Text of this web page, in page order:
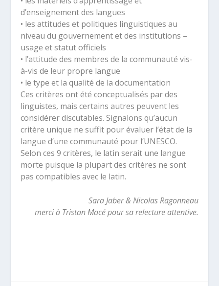
d’enseignement des langues
• les attitudes et politiques linguistiques au
niveau du gouvernement et des institutions –
usage et statut officiels
• l’attitude des membres de la communauté vis-
à-vis de leur propre langue
• le type et la qualité de la documentation
Ces critères ont été conceptualisés par des
linguistes, mais certains autres peuvent les
considérer discutables. Signalons qu’aucun
critère unique ne suffit pour évaluer l’état de la
langue d’une communauté pour l’UNESCO.
Selon ces 9 critères, le latin serait une langue
morte puisque la plupart des critères ne sont
pas compatibles avec le latin.
Sara Jaber & Nicolas Ragonneau
merci à Tristan Macé pour sa relecture attentive.